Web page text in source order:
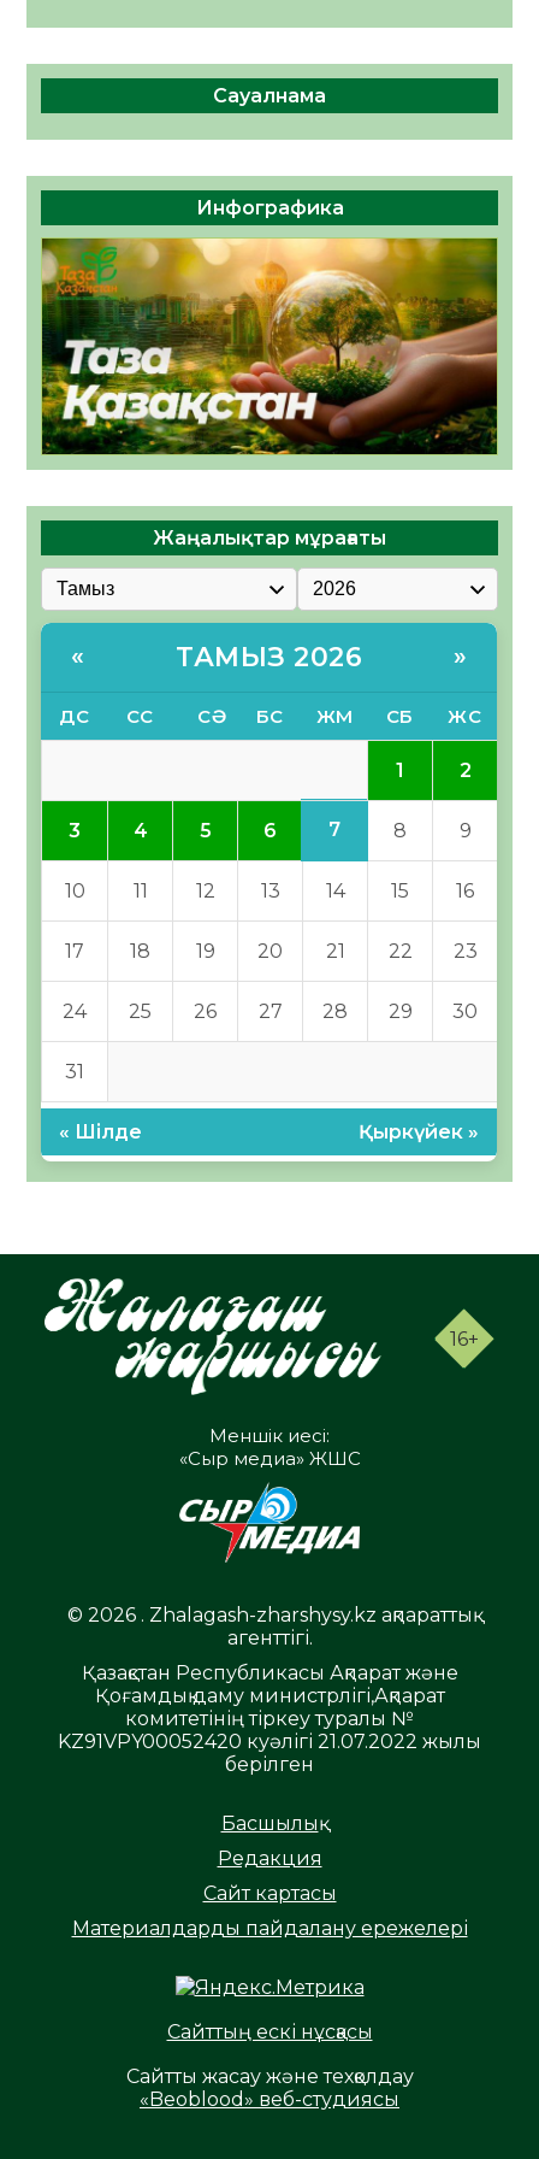
Сауалнама
Инфографика
Жаңалықтар мұрағаты
« ТАМЫЗ 2026 »
ДС СС СӘ БС ЖМ СБ ЖС
1 2
3 4 5 6 7 8 9
10 11 12 13 14 15 16
17 18 19 20 21 22 23
24 25 26 27 28 29 30
31
« Шілде Қыркүйек »
16+
Меншік иесі:
«Сыр медиа» ЖШС
© 2026 . Zhalagash-zharshysy.kz ақпараттық
агенттігі.
Қазақстан Республикасы Ақпарат және
Қоғамдық даму министрлігі,Ақпарат
комитетінің тіркеу туралы №
KZ91VPY00052420 куәлігі 21.07.2022 жылы
берілген
Басшылық
Редакция
Сайт картасы
Материалдарды пайдалану ережелері
Сайттың ескі нұсқасы
Сайтты жасау және техқолдау
«Beoblood» веб-студиясы